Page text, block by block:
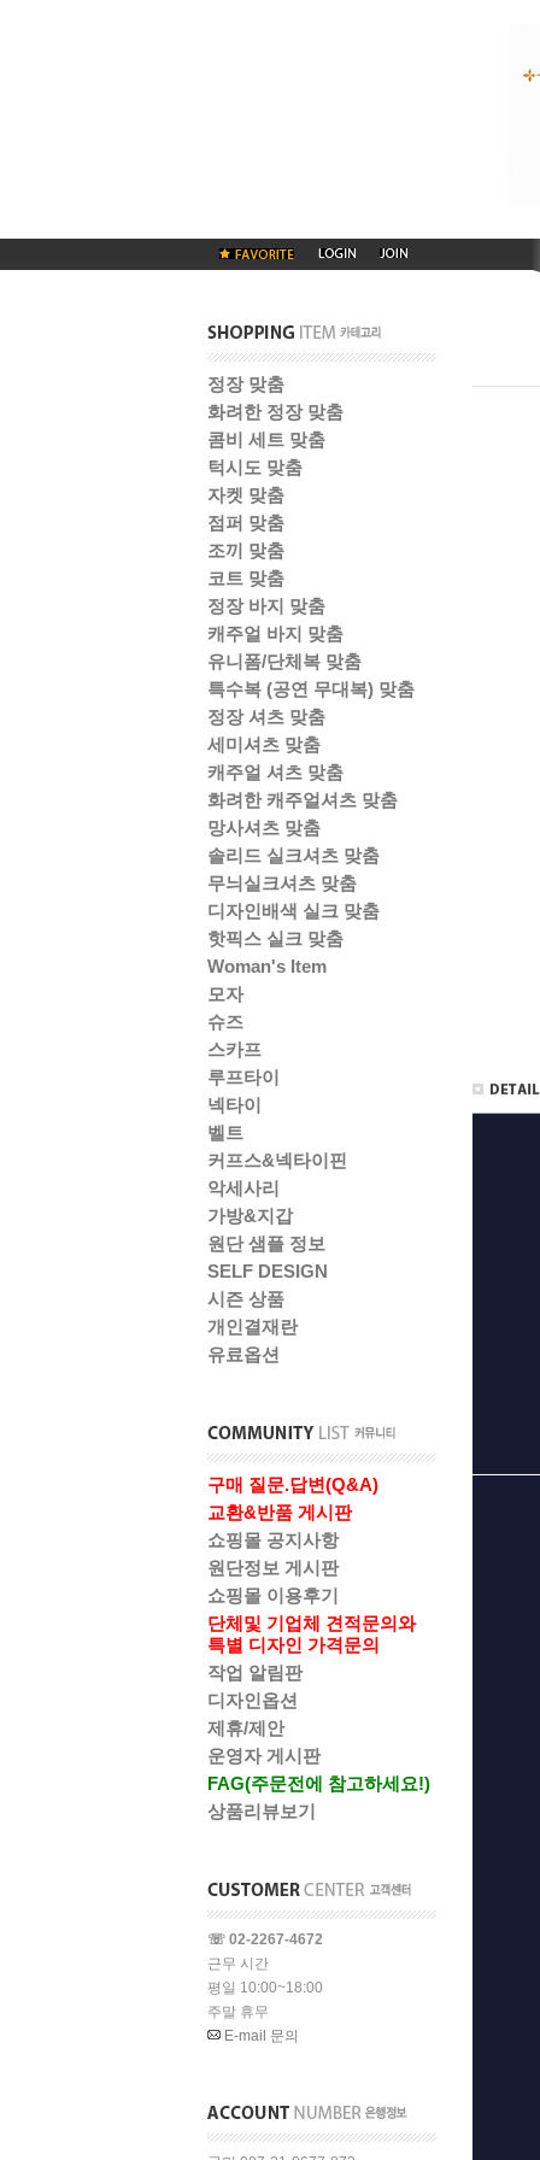
정장 맞춤
화려한 정장 맞춤
콤비 세트 맞춤
턱시도 맞춤
자켓 맞춤
점퍼 맞춤
조끼 맞춤
코트 맞춤
정장 바지 맞춤
캐주얼 바지 맞춤
유니폼/단체복 맞춤
특수복 (공연 무대복) 맞춤
정장 셔츠 맞춤
세미셔츠 맞춤
캐주얼 셔츠 맞춤
화려한 캐주얼셔츠 맞춤
망사셔츠 맞춤
솔리드 실크셔츠 맞춤
무늬실크셔츠 맞춤
디자인배색 실크 맞춤
핫픽스 실크 맞춤
Woman's Item
모자
슈즈
스카프
루프타이
넥타이
벨트
커프스&넥타이핀
악세사리
가방&지갑
원단 샘플 정보
SELF DESIGN
시즌 상품
개인결재란
유료옵션
구매 질문.답변(Q&A)
교환&반품 게시판
쇼핑몰 공지사항
원단정보 게시판
쇼핑몰 이용후기
단체및 기업체 견적문의와
특별 디자인 가격문의
작업 알림판
디자인옵션
제휴/제안
운영자 게시판
FAG(주문전에 참고하세요!)
상품리뷰보기
☏ 02-2267-4672
근무 시간
평일 10:00~18:00
주말 휴무
E-mail 문의